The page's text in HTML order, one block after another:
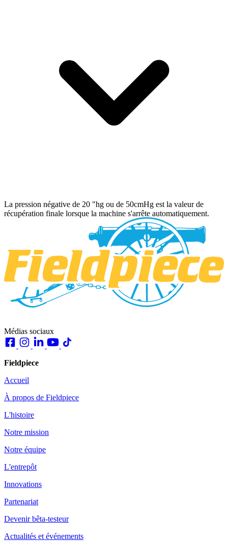
La pression négative de 20 "hg ou de 50cmHg est la valeur de
récupération finale lorsque la machine s'arrête automatiquement.
Médias sociaux
Fieldpiece
Accueil
À propos de Fieldpiece
L'histoire
Notre mission
Notre équipe
L'entrepôt
Innovations
Partenariat
Devenir bêta-testeur
Actualités et événements